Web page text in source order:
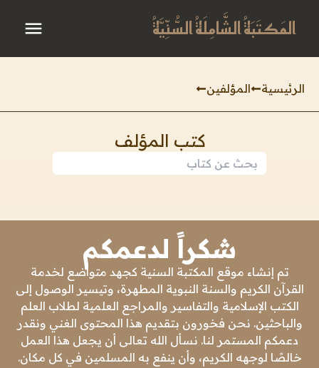
المَكتَبَةُ الشَّامِلَةُ السُّنِّيَّةُ
الرئيسية المؤلفين
كتب المؤلف
شكراً لدعمكم
تم إنشاء موقع المكتبة السنية كجهد متواضع لخدمة
القرآن الكريم والسنة النبوية المطهرة، وتيسير الوصول إلى
الكتب الإسلامية والتفاسير والمراجع العلمية لطلاب العلم
والباحثين. نحن فخورون بتقديم هذا المحتوى الغني ونقدر
دعمكم المستمر لنا. نسأل الله تعالى أن يجعل هذا العمل
خالصًا لوجهه الكريم، وأن ينفع به المسلمين في كل مكان.